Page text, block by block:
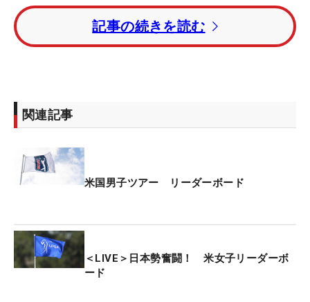
クした。
大西魁斗は5バーディ・1ボギーの「68」と伸ばす
トータル13アンダー・単独首位にガリック・ヒーゴ
テーラー・モンゴメリ、エリック・コール（ともに
米国）が続いている。
ード権とシグネチャー大会出場権をかけて争う、秋
の陣『フェデックス・カップフォール』の第2戦。
優勝者には2年間のシードが与えられる。ランク50
記事の続きを読む
関連記事
米国男子ツアー リーダーボード
＜LIVE＞日本勢奮闘！ 米女子リーダーボ
ード